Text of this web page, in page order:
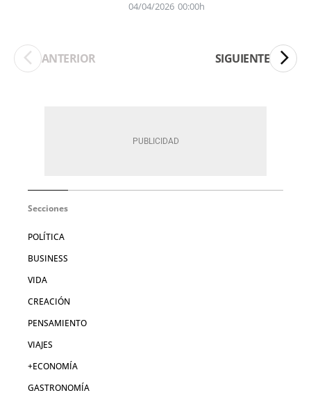
04/04/2026 00:00h
ANTERIOR SIGUIENTE
Secciones
POLÍTICA
BUSINESS
VIDA
CREACIÓN
PENSAMIENTO
VIAJES
+ECONOMÍA
GASTRONOMÍA